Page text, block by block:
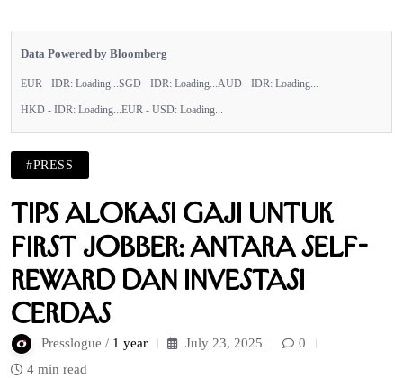
Data Powered by Bloomberg
EUR - IDR: Loading... SGD - IDR: Loading... AUD - IDR: Loading...
HKD - IDR: Loading... EUR - USD: Loading...
#PRESS
Tips Alokasi Gaji untuk
First Jobber: Antara Self-
Reward dan Investasi
Cerdas
Presslogue / 1 year July 23, 2025
0
4 min read